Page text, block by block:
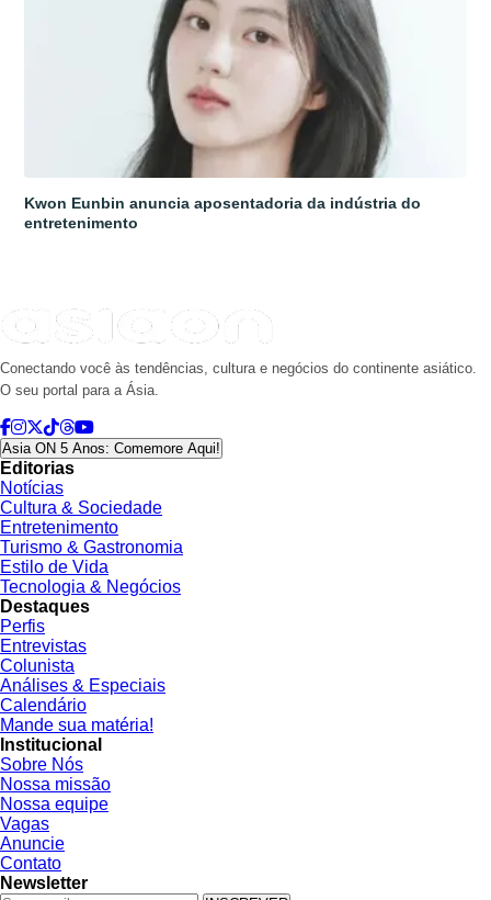
Kwon Eunbin anuncia aposentadoria da indústria do
entretenimento
Conectando você às tendências, cultura e negócios do continente asiático.
O seu portal para a Ásia.
Asia ON 5 Anos: Comemore Aqui!
Editorias
Notícias
Cultura & Sociedade
Entretenimento
Turismo & Gastronomia
Estilo de Vida
Tecnologia & Negócios
Destaques
Perfis
Entrevistas
Colunista
Análises & Especiais
Calendário
Mande sua matéria!
Institucional
Sobre Nós
Nossa missão
Nossa equipe
Vagas
Anuncie
Contato
Newsletter